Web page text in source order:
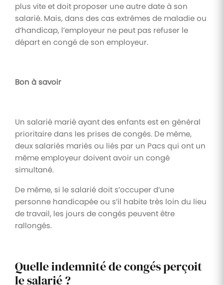
plus vite et doit proposer une autre date à son
salarié. Mais, dans des cas extrêmes de maladie ou
d’handicap, l’employeur ne peut pas refuser le
départ en congé de son employeur.
Bon à savoir
Un salarié marié ayant des enfants est en général
prioritaire dans les prises de congés. De même,
deux salariés mariés ou liés par un Pacs qui ont un
même employeur doivent avoir un congé
simultané.
De même, si le salarié doit s’occuper d’une
personne handicapée ou s’il habite très loin du lieu
de travail, les jours de congés peuvent être
rallongés.
Quelle indemnité de congés perçoit
le salarié ?